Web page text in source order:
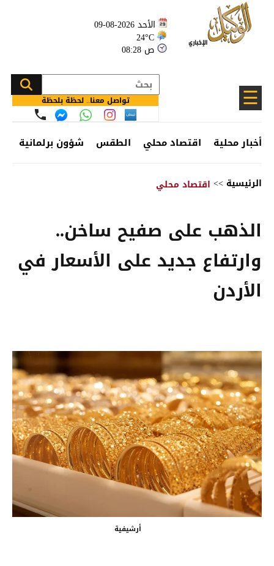
الأحد 2026-08-09
24°C
08:28 ص
☰ تواصل معنا.. لحظة بلحظة
أخبار محلية اقتصاد محلي الطقس شؤون برلمانية
الرئيسية >> اقتصاد محلي
الذهب على صفيح ساخن..
وارتفاع جديد على الأسعار في
الأردن
أرشيفية